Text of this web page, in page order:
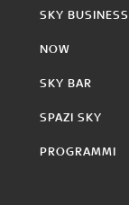
SKY BUSINESS
NOW
SKY BAR
SPAZI SKY
PROGRAMMI